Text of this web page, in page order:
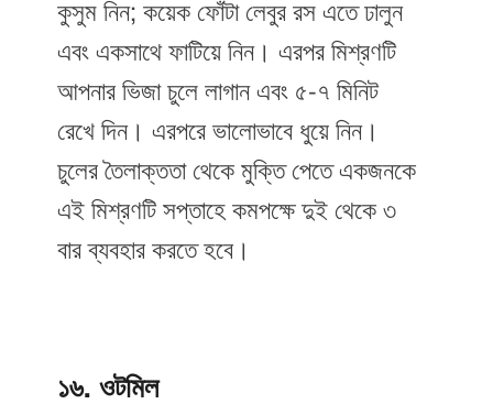
কুসুম নিন; কয়েক ফোঁটা লেবুর রস এতে ঢালুন
এবং একসাথে ফাটিয়ে নিন। এরপর মিশ্রণটি
আপনার ভিজা চুলে লাগান এবং ৫-৭ মিনিট
রেখে দিন। এরপরে ভালোভাবে ধুয়ে নিন।
চুলের তৈলাক্ততা থেকে মুক্তি পেতে একজনকে
এই মিশ্রণটি সপ্তাহে কমপক্ষে দুই থেকে ৩
বার ব্যবহার করতে হবে।
১৬. ওটমিল